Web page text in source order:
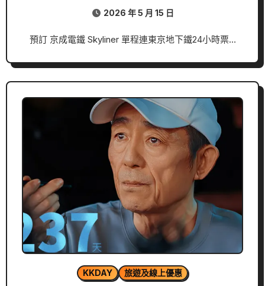
2026 年 5 月 15 日
預訂 京成電鐵 Skyliner 單程連東京地下鐵24小時票…
KKDAY 旅遊及線上優惠